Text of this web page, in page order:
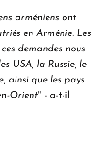
arméniens ont
en Arménie. Les
demandes nous
USA, la Russie, le
ainsi que les pays
Orient" - a-t-il